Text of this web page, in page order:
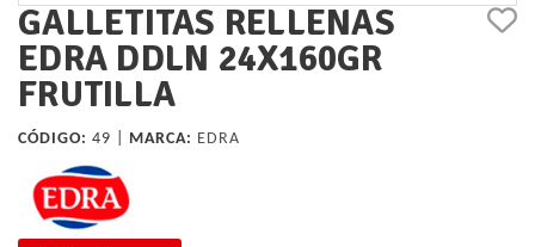
GALLETITAS RELLENAS
EDRA DDLN 24X160GR
FRUTILLA
CÓDIGO: 49 | MARCA: EDRA